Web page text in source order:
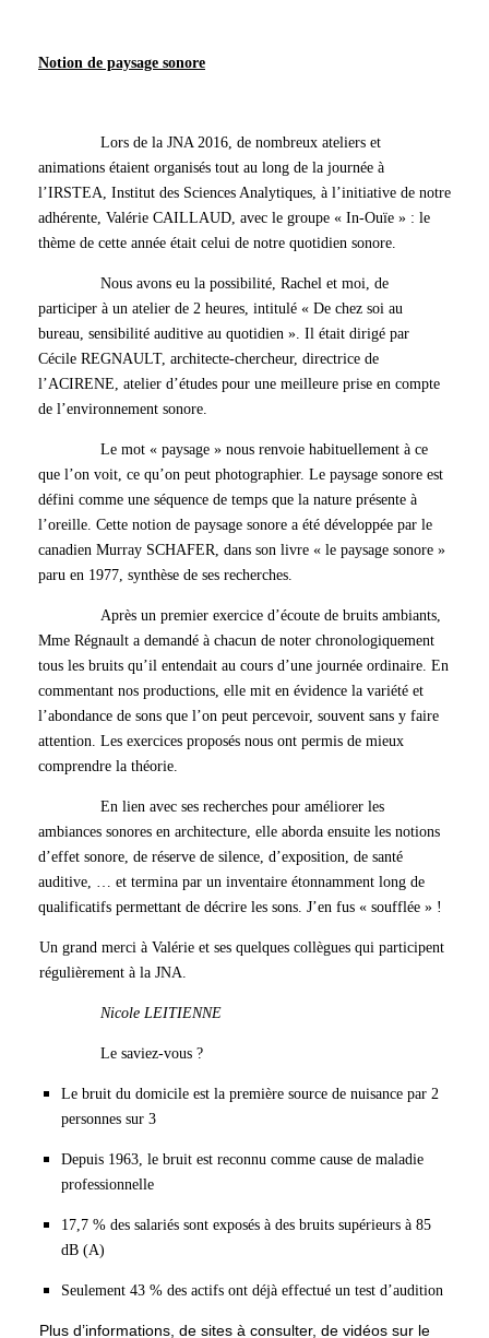
Notion de paysage sonore
Lors de la JNA 2016, de nombreux ateliers et
animations étaient organisés tout au long de la journée à
l’IRSTEA, Institut des Sciences Analytiques, à l’initiative de notre
adhérente, Valérie CAILLAUD, avec le groupe « In-Ouïe » : le
thème de cette année était celui de notre quotidien sonore.
Nous avons eu la possibilité, Rachel et moi, de
participer à un atelier de 2 heures, intitulé « De chez soi au
bureau, sensibilité auditive au quotidien ». Il était dirigé par
Cécile REGNAULT, architecte-chercheur, directrice de
l’ACIRENE, atelier d’études pour une meilleure prise en compte
de l’environnement sonore.
Le mot « paysage » nous renvoie habituellement à ce
que l’on voit, ce qu’on peut photographier. Le paysage sonore est
défini comme une séquence de temps que la nature présente à
l’oreille. Cette notion de paysage sonore a été développée par le
canadien Murray SCHAFER, dans son livre « le paysage sonore »
paru en 1977, synthèse de ses recherches.
Après un premier exercice d’écoute de bruits ambiants,
Mme Régnault a demandé à chacun de noter chronologiquement
tous les bruits qu’il entendait au cours d’une journée ordinaire. En
commentant nos productions, elle mit en évidence la variété et
l’abondance de sons que l’on peut percevoir, souvent sans y faire
attention. Les exercices proposés nous ont permis de mieux
comprendre la théorie.
En lien avec ses recherches pour améliorer les
ambiances sonores en architecture, elle aborda ensuite les notions
d’effet sonore, de réserve de silence, d’exposition, de santé
auditive, … et termina par un inventaire étonnamment long de
qualificatifs permettant de décrire les sons. J’en fus « soufflée » !
Un grand merci à Valérie et ses quelques collègues qui participent
régulièrement à la JNA.
Nicole LEITIENNE
Le saviez-vous ?
Le bruit du domicile est la première source de nuisance par 2
personnes sur 3
Depuis 1963, le bruit est reconnu comme cause de maladie
professionnelle
17,7 % des salariés sont exposés à des bruits supérieurs à 85
dB (A)
Seulement 43 % des actifs ont déjà effectué un test d’audition
Plus d’informations, de sites à consulter, de vidéos sur le